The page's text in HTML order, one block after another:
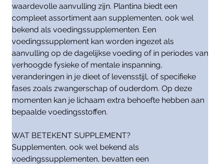
waardevolle aanvulling zijn. Plantina biedt een
compleet assortiment aan supplementen, ook wel
bekend als voedingssupplementen. Een
voedingssupplement kan worden ingezet als
aanvulling op de dagelijkse voeding of in periodes van
verhoogde fysieke of mentale inspanning,
veranderingen in je dieet of levensstijl, of specifieke
fases zoals zwangerschap of ouderdom. Op deze
momenten kan je lichaam extra behoefte hebben aan
bepaalde voedingsstoffen.
WAT BETEKENT SUPPLEMENT?
Supplementen, ook wel bekend als
voedingssupplementen, bevatten een